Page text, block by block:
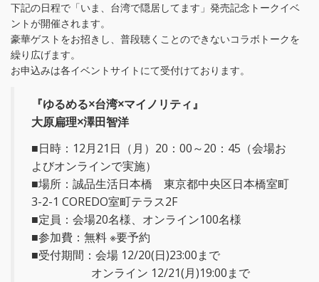
下記の日程で「いま、台湾で隠居してます」発売記念トークイベ
ントが開催されます。
豪華ゲストをお招きし、普段聴くことのできないコラボトークを
繰り広げます。
お申込みは各イベントサイトにて受付けております。
『ゆるめる×台湾×マイノリティ』
大原扁理×澤田智洋
■日時：12月21日（月）20：00～20：45（会場お
よびオンラインで実施）
■場所：誠品生活日本橋 東京都中央区日本橋室町
3-2-1 COREDO室町テラス2F
■定員：会場20名様、オンライン100名様
■参加費：無料 ※要予約
■受付期間：会場 12/20(日)23:00まで
オンライン 12/21(月)19:00まで